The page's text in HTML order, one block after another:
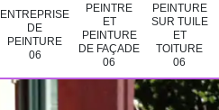
ENTREPRISE
DE
PEINTURE
06
PEINTRE
ET
PEINTURE
DE FAÇADE
06
PEINTURE
SUR TUILE
ET
TOITURE
06